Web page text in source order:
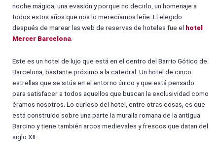
noche mágica, una evasión y porque no decirlo, un homenaje a
todos estos años que nos lo merecíamos leñe. El elegido
después de marear las web de reservas de hoteles fue el hotel
Mercer Barcelona.
Este es un hotel de lujo que está en el centro del Barrio Gótico de
Barcelona, bastante próximo a la catedral. Un hotel de cinco
estrellas que se sitúa en el entorno único y que está pensado
para satisfacer a todos aquellos que buscan la exclusividad como
éramos nosotros. Lo curioso del hotel, entre otras cosas, es que
está construido sobre una parte la muralla romana de la antigua
Barcino y tiene también arcos medievales y frescos que datan del
siglo XII.